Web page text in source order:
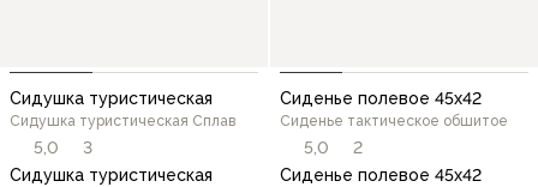
Сидушка туристическая
Сидушка туристическая Сплав
5,0
3
Сидушка туристическая
Сиденье полевое 45х42
Сиденье тактическое обшитое
5,0
2
Сиденье полевое 45х42